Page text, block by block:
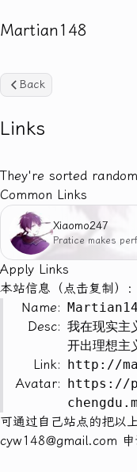
Martian148
Back
Links
They're sorted
Common Links
Xiaomo247
Pratice makes
Apply Links
本站信息（点击复制）：
Name:
Desc: 我在现实主
开出理想主
Link: http://
Avatar: https://
可通过自己站点的把以
cyw148@gmail.com 申